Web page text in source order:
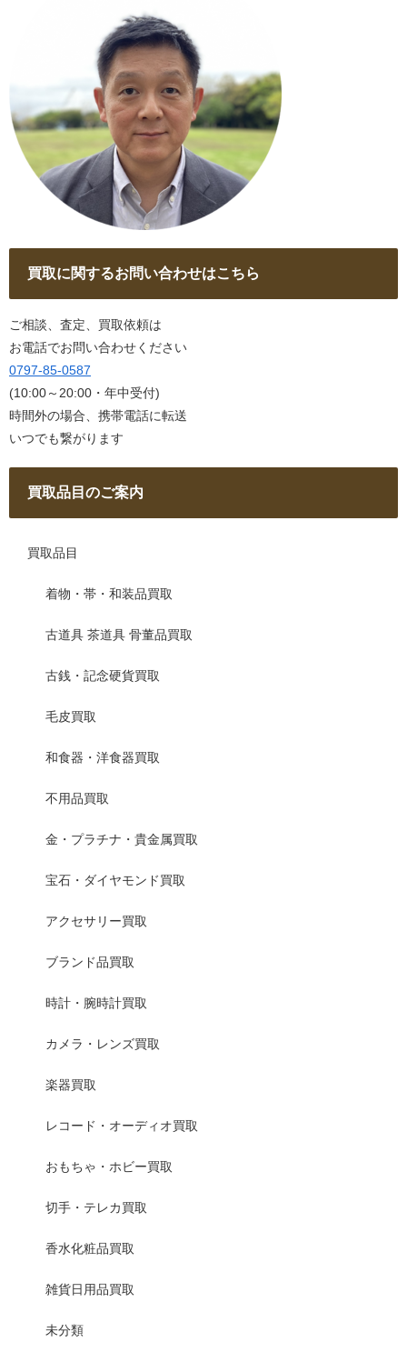
買取に関するお問い合わせはこちら
ご相談、査定、買取依頼は
お電話でお問い合わせください
0797-85-0587
(10:00～20:00・年中受付)
時間外の場合、携帯電話に転送
いつでも繋がります
買取品目のご案内
買取品目
着物・帯・和装品買取
古道具 茶道具 骨董品買取
古銭・記念硬貨買取
毛皮買取
和食器・洋食器買取
不用品買取
金・プラチナ・貴金属買取
宝石・ダイヤモンド買取
アクセサリー買取
ブランド品買取
時計・腕時計買取
カメラ・レンズ買取
楽器買取
レコード・オーディオ買取
おもちゃ・ホビー買取
切手・テレカ買取
香水化粧品買取
雑貨日用品買取
未分類